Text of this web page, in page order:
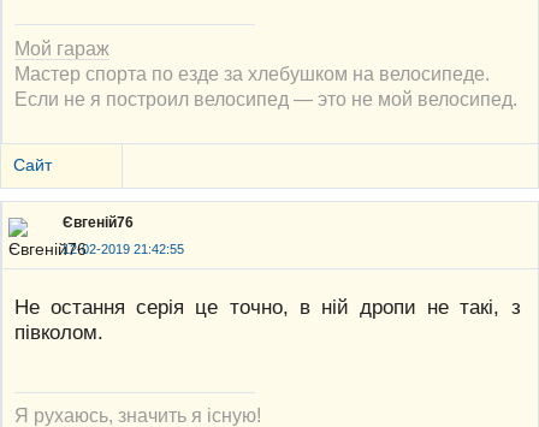
Мой гараж
Мастер спорта по езде за хлебушком на велосипеде.
Если не я построил велосипед — это не мой велосипед.
Сайт
Євгеній76
12-02-2019 21:42:55
Не остання серія це точно, в ній дропи не такі, з
півколом.
Я рухаюсь, значить я існую!